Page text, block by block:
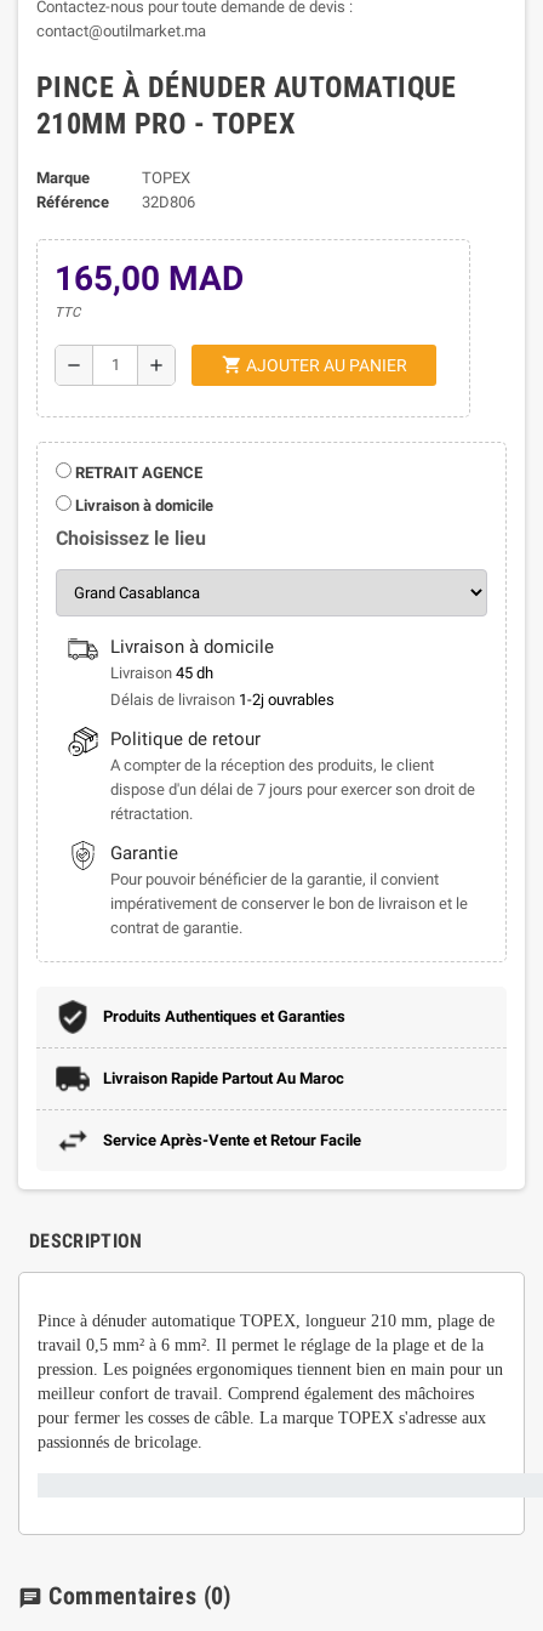
Contactez-nous pour toute demande de devis :
contact@outilmarket.ma
PINCE À DÉNUDER AUTOMATIQUE
210MM PRO - TOPEX
Marque
TOPEX
Référence
32D806
165,00 MAD
TTC
remove add shopping_cart AJOUTER AU PANIER
RETRAIT AGENCE
Livraison à domicile
Choisissez le lieu
Livraison à domicile
Livraison 45 dh
Délais de livraison 1-2j ouvrables
Politique de retour
A compter de la réception des produits, le client
dispose d'un délai de 7 jours pour exercer son droit de
rétractation.
Garantie
Pour pouvoir bénéficier de la garantie, il convient
impérativement de conserver le bon de livraison et le
contrat de garantie.
Produits Authentiques et Garanties
Livraison Rapide Partout Au Maroc
Service Après-Vente et Retour Facile
DESCRIPTION
Pince à dénuder automatique TOPEX, longueur 210 mm, plage de
travail 0,5 mm² à 6 mm². Il permet le réglage de la plage et de la
pression. Les poignées ergonomiques tiennent bien en main pour un
meilleur confort de travail. Comprend également des mâchoires
pour fermer les cosses de câble. La marque TOPEX s'adresse aux
passionnés de bricolage.
chat Commentaires (0)